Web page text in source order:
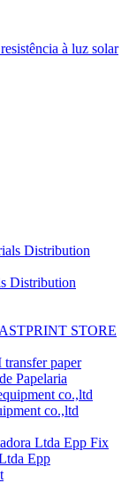
à luz solar
Distribution
STORE
paper
Papelaria
co.,ltd
Fix
Epp